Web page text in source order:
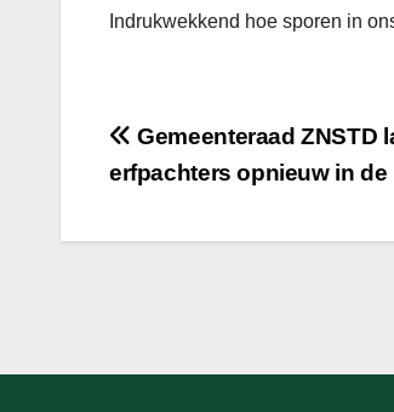
Indrukwekkend hoe sporen in
Bericht
navigatie
Gemeenteraad ZNSTD
erfpachters opnieuw in de